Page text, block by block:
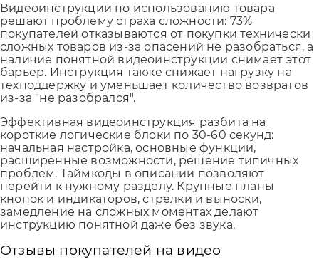
Видеоинструкции по использованию товара
решают проблему страха сложности: 73%
покупателей отказываются от покупки технически
сложных товаров из-за опасений не разобраться, а
наличие понятной видеоинструкции снимает этот
барьер. Инструкция также снижает нагрузку на
техподдержку и уменьшает количество возвратов
из-за "не разобрался".
Эффективная видеоинструкция разбита на
короткие логические блоки по 30-60 секунд:
начальная настройка, основные функции,
расширенные возможности, решение типичных
проблем. Таймкоды в описании позволяют
перейти к нужному разделу. Крупные планы
кнопок и индикаторов, стрелки и выноски,
замедление на сложных моментах делают
инструкцию понятной даже без звука.
Отзывы покупателей на видео